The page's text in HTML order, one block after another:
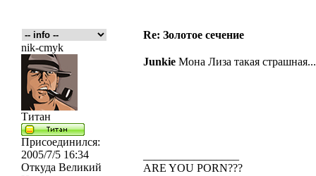
Re: Золотое сечение
nik-cmyk
Титан
Присоединился:
2005/7/5 16:34
Откуда Великий
Junkie Мона Лиза такая
ARE YOU PORN???